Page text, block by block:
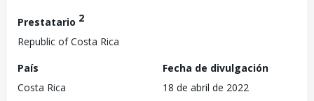
Prestatario 2
Republic of Costa Rica
País
Costa Rica
Fecha de divulgación
18 de abril de 2022